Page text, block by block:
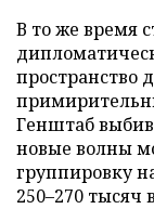
В то же время
пространство
Генштаб
новые волны
группировку
250–270